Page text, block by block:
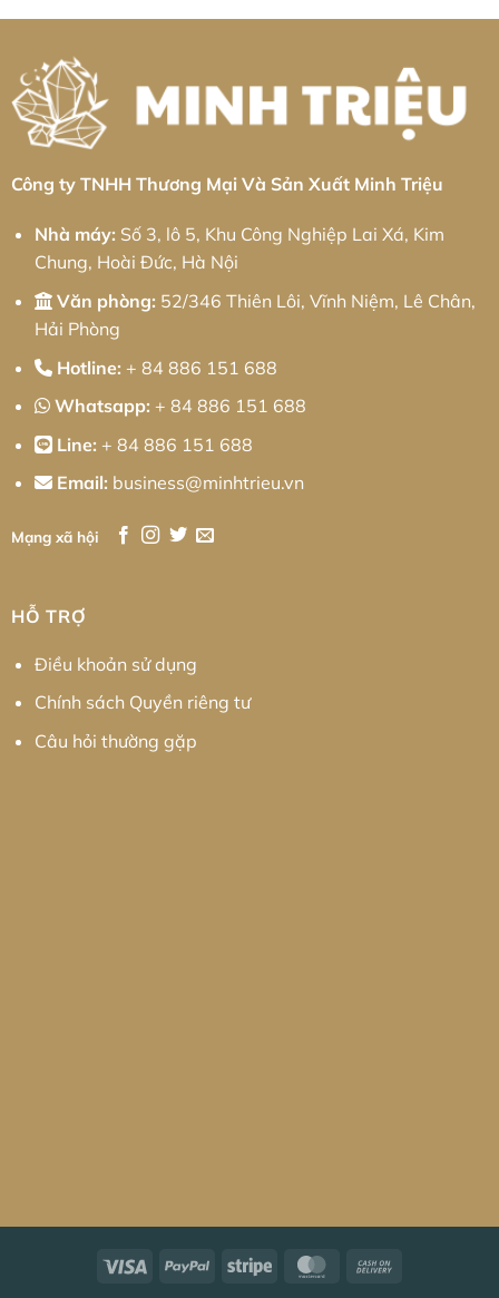
Triệu
Xác
&
Chiến
Lược
Logistics
Xuyên
Robot
Lạng
Sơn:
Giải
Pháp
Tự
Động
Hóa
Khẩu
&
Diện
Công ty TNHH Thương Mại Và Sản Xuất Minh Triệu
Nhà máy: Số 3, lô 5, Khu Công Nghiệp Lai Xá, Kim
Chung, Hoài Đức, Hà Nội
Văn phòng: 52/346 Thiên Lôi, Vĩnh Niệm, Lê Chân,
Hải Phòng
Hotline: + 84 886 151 688
Whatsapp: + 84 886 151 688
Line: + 84 886 151 688
Email: business@minhtrieu.vn
Mạng xã hội
HỖ TRỢ
Điều khoản sử dụng
Chính sách Quyền riêng tư
Câu hỏi thường gặp
Visa PayPal Stripe MasterCard